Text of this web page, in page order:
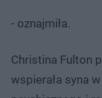
- oznajmiła.
Christina Fulton
wspierała syna